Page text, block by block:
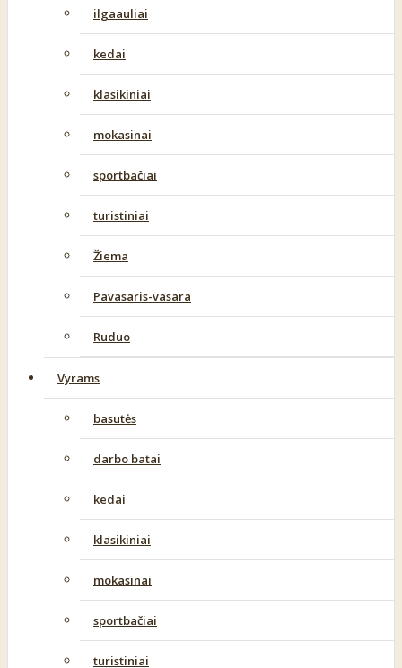
ilgaauliai
kedai
klasikiniai
mokasinai
sportbačiai
turistiniai
Žiema
Pavasaris-vasara
Ruduo
Vyrams
basutės
darbo batai
kedai
klasikiniai
mokasinai
sportbačiai
turistiniai